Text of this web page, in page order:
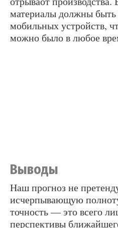
материалы должны быть
мобильных устройств,
можно было в любое
Выводы
Наш прогноз не
исчерпывающую
точность — это всего
перспективы